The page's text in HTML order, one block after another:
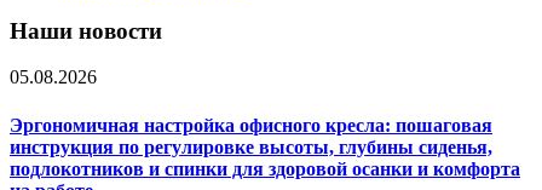
Наши новости
05.08.2026
Эргономичная настройка офисного кресла: пошаговая
инструкция по регулировке высоты, глубины сиденья,
подлокотников и спинки для здоровой осанки и комфорта